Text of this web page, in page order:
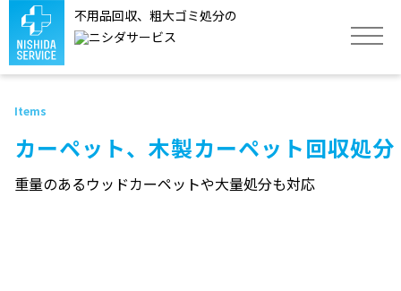
不用品回収、粗大ゴミ処分の
サービス
カーペット、木製カーペット回収処分
重量のあるウッドカーペットや大量処分も対応